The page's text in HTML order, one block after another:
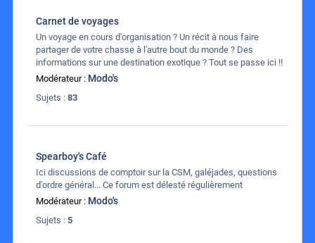
Carnet de voyages
Un voyage en cours d'organisation ? Un récit à nous faire
partager de votre chasse à l'autre bout du monde ? Des
informations sur une destination exotique ? Tout se passe ici !!
Modérateur : Modo's
Sujets : 83
Spearboy's Café
Ici discussions de comptoir sur la CSM, galéjades, questions
d'ordre général... Ce forum est délesté régulièrement
Modérateur : Modo's
Sujets : 5